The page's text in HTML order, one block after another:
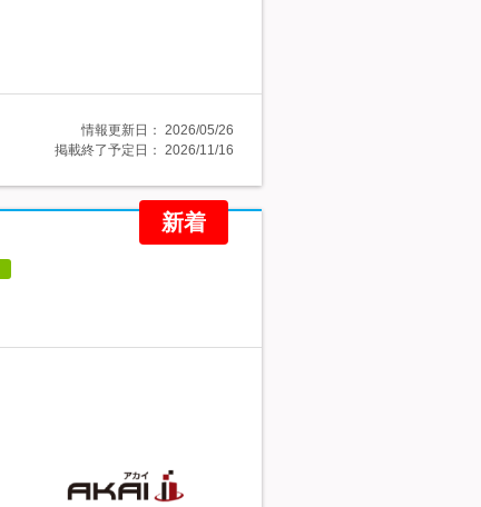
情報更新日： 2026/05/26
掲載終了予定日： 2026/11/16
新着